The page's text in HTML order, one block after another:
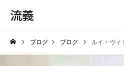
流義
ブログ ブログ ルイ・ヴィ